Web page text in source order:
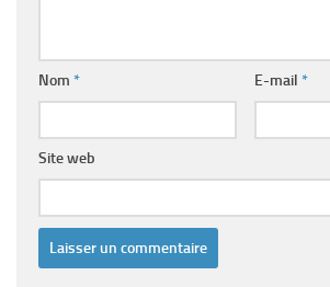
Nom * E-mail *
Site web